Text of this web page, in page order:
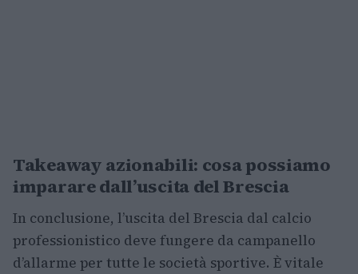
Takeaway azionabili: cosa possiamo
imparare dall’uscita del Brescia
In conclusione, l’uscita del Brescia dal calcio
professionistico deve fungere da campanello
d’allarme per tutte le società sportive. È vitale